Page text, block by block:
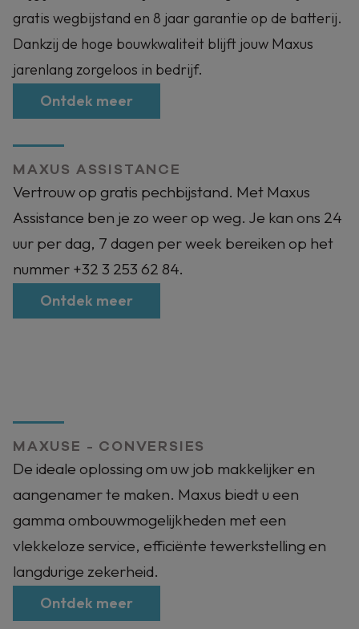
gratis wegbijstand en 8 jaar garantie op de batterij.
Dankzij de hoge bouwkwaliteit blijft jouw Maxus
jarenlang zorgeloos in bedrijf.
Ontdek meer
MAXUS ASSISTANCE
Vertrouw op gratis pechbijstand. Met Maxus
Assistance ben je zo weer op weg. Je kan ons 24
uur per dag, 7 dagen per week bereiken op het
nummer +32 3 253 62 84.
Ontdek meer
MAXUSE - CONVERSIES
De ideale oplossing om uw job makkelijker en
aangenamer te maken. Maxus biedt u een
gamma ombouwmogelijkheden met een
vlekkeloze service, efficiënte tewerkstelling en
langdurige zekerheid.
Ontdek meer